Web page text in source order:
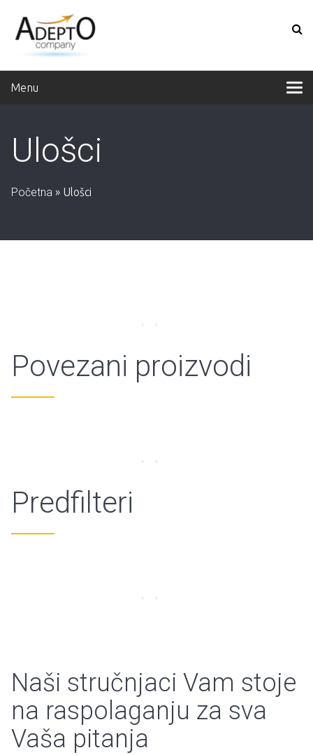
Menu
Ulošci
Početna » Ulošci
Povezani proizvodi
Predfilteri
Naši stručnjaci Vam stoje
na raspolaganju za sva
Vaša pitanja